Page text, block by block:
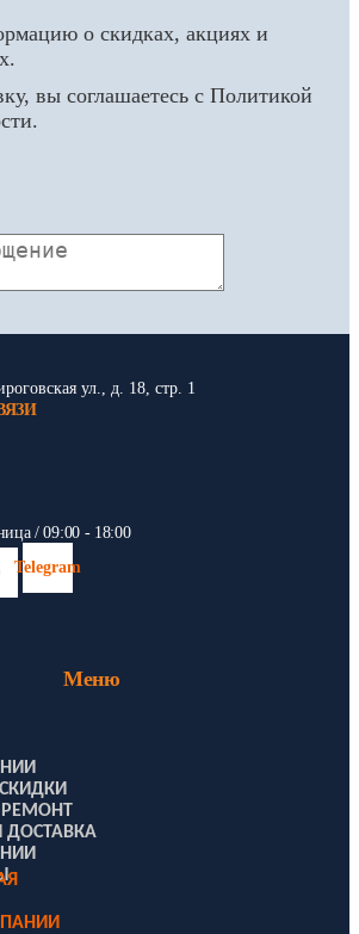
о скидках, акциях и
вы соглашаетесь с Политикой
ул., д. 18, стр. 1
/ 09:00 - 18:00
Telegram
Меню
РЕМОНТ
ДОСТАВКА